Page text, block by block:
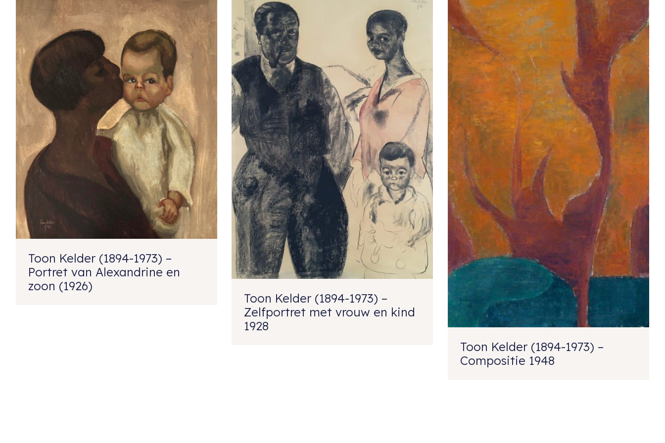
Toon Kelder (1894-1973) –
Portret van Alexandrine en
zoon (1926)
Toon Kelder (1894-1973) –
Zelfportret met vrouw en kind
1928
Toon Kelder (1894-1973) –
Compositie 1948